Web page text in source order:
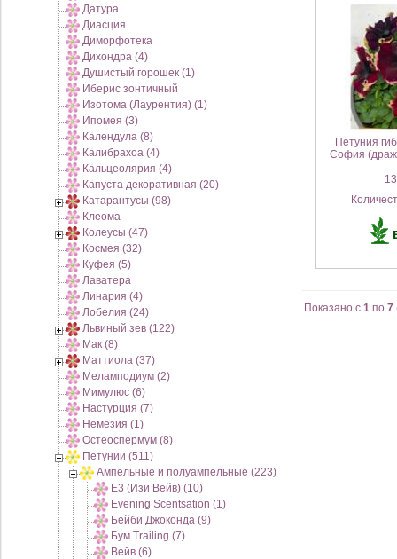
Датура
Диасция
Диморфотека
Дихондра (4)
Душистый горошек (1)
Иберис зонтичный
Изотома (Лаурентия) (1)
Ипомея (3)
Календула (8)
Калибрахоа (4)
Кальцеолярия (4)
Капуста декоративная (20)
Катарантусы (98)
Клеома
Колеусы (47)
Космея (32)
Куфея (5)
Лаватера
Линария (4)
Лобелия (24)
Львиный зев (122)
Мак (8)
Маттиола (37)
Меламподиум (2)
Мимулюс (6)
Настурция (7)
Немезия (1)
Остеоспермум (8)
Петунии (511)
Ампельные и полуампельные (223)
E3 (Изи Вейв) (10)
Evening Scentsation (1)
Бейби Джоконда (9)
Бум Trailing (7)
Вейв (6)
Петуния
София
Показано с 1 по 7